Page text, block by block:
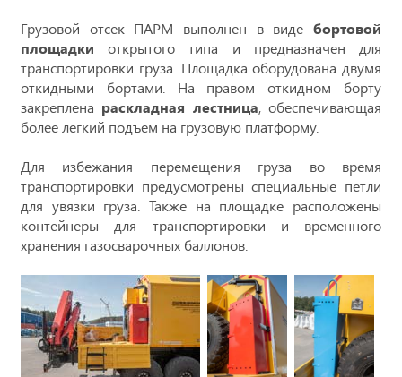
Грузовой отсек ПАРМ выполнен в виде бортовой
площадки открытого типа и предназначен для
транспортировки груза. Площадка оборудована двумя
откидными бортами. На правом откидном борту
закреплена раскладная лестница, обеспечивающая
более легкий подъем на грузовую платформу.
Для избежания перемещения груза во время
транспортировки предусмотрены специальные петли
для увязки груза. Также на площадке расположены
контейнеры для транспортировки и временного
хранения газосварочных баллонов.